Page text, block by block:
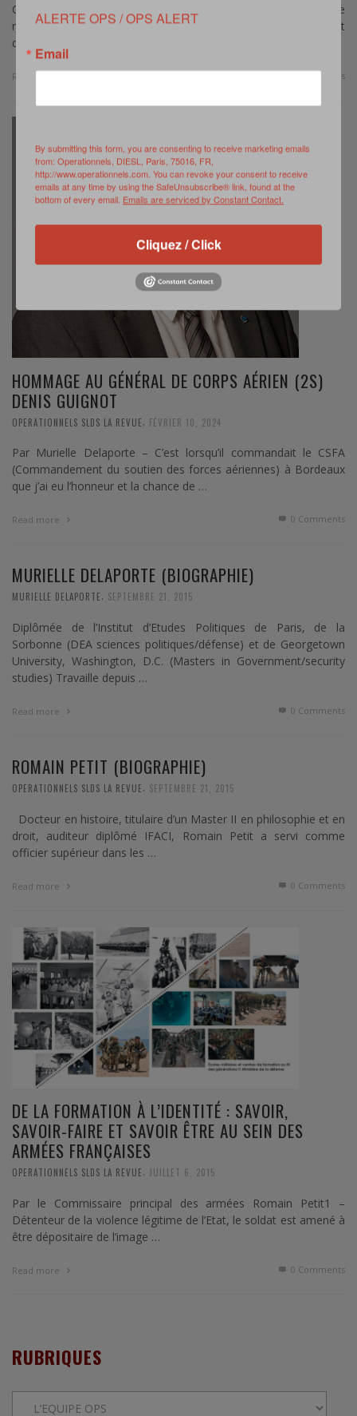
Créée en 2009 notre revue se renouvelle à l’issue de son 60ème
numéro pour adopter un nouveau format mixte mêlant
davantage le « print » …
Read more 0 Comments
HOMMAGE AU GÉNÉRAL DE CORPS AÉRIEN (2S)
DENIS GUIGNOT
OPERATIONNELS SLDS LA REVUE FÉVRIER 10, 2024
Par Murielle Delaporte – C’est lorsqu’il commandait le CSFA
(Commandement du soutien des forces aériennes) à Bordeaux
que j’ai eu l’honneur et la chance de …
Read more 0 Comments
MURIELLE DELAPORTE (BIOGRAPHIE)
MURIELLE DELAPORTE SEPTEMBRE 21, 2015
Diplômée de l’Institut d’Etudes Politiques de Paris, de la
Sorbonne (DEA sciences politiques/défense) et de Georgetown
University, Washington, D.C. (Masters in Government/security
studies) Travaille depuis …
Read more 0 Comments
ROMAIN PETIT (BIOGRAPHIE)
OPERATIONNELS SLDS LA REVUE SEPTEMBRE 21, 2015
Docteur en histoire, titulaire d’un Master II en philosophie et en
droit, auditeur diplômé IFACI, Romain Petit a servi comme
officier supérieur dans les …
Read more 0 Comments
DE LA FORMATION À L’IDENTITÉ : SAVOIR,
SAVOIR-FAIRE ET SAVOIR ÊTRE AU SEIN DES
ARMÉES FRANÇAISES
OPERATIONNELS SLDS LA REVUE JUILLET 6, 2015
Par le Commissaire principal des armées Romain Petit1 –
Détenteur de la violence légitime de l’Etat, le soldat est amené à
être dépositaire de l’image …
Read more 0 Comments
RUBRIQUES
ALERTE OPS / OPS ALERT
Email
By submitting this form, you are consenting to receive marketing emails
from: Operationnels, DIESL, Paris, 75016, FR,
http://www.operationnels.com. You can revoke your consent to receive
emails at any time by using the SafeUnsubscribe® link, found at the
bottom of every email. Emails are serviced by Constant Contact.
Cliquez / Click